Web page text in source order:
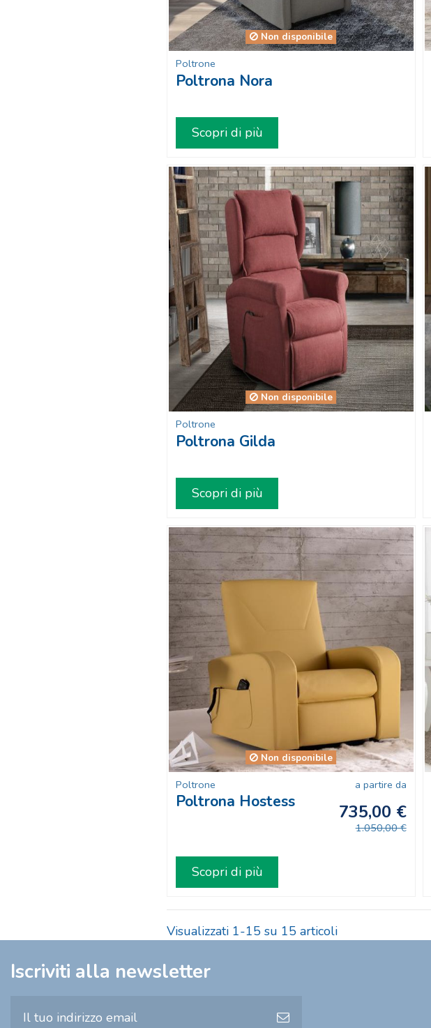
Non disponibile
Poltrone
Poltrona Nora
Scopri di più
Non disponibile
Poltrone
Poltrona Gilda
Scopri di più
Non disponibile
Poltrone
Poltrona Hostess
a partire da
735,00 €
1.050,00 €
Scopri di più
Visualizzati 1-15 su 15 articoli
Iscriviti alla newsletter